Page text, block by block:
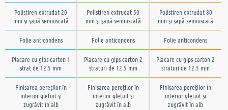
Polistiren extrudat 20
mm şi şapă semiuscată
Polistiren extrudat 50
mm şi şapă semiuscată
Polistiren extrudat 80
mm şi şapă semiuscată
Folie anticondens Folie anticondens Folie anticondens
Placare cu gips-carton 1
strat de 12.5 mm
Placare cu gips-carton 2
straturi de 12.5 mm
Placare cu gips-carton 2
straturi de 12.5 mm
Finisarea pereţilor în
interior gletuit şi
zugrăvit în alb
Finisarea pereţilor în
interior gletuit şi
zugrăvit în alb
Finisarea pereţilor în
interior gletuit şi
zugrăvit în alb